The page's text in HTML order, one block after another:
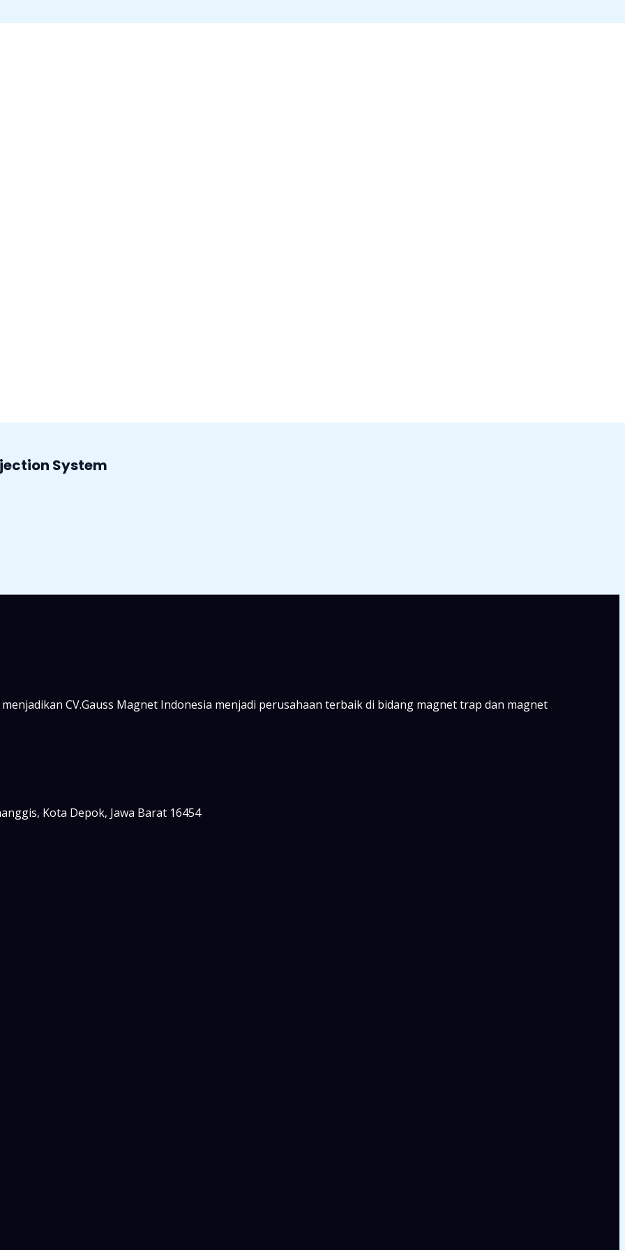
system
Rejection System
System
CV.Gauss Magnet Indonesia menjadi perusahaan terbaik di bidang magnet trap dan magnet
Kota Depok, Jawa Barat 16454